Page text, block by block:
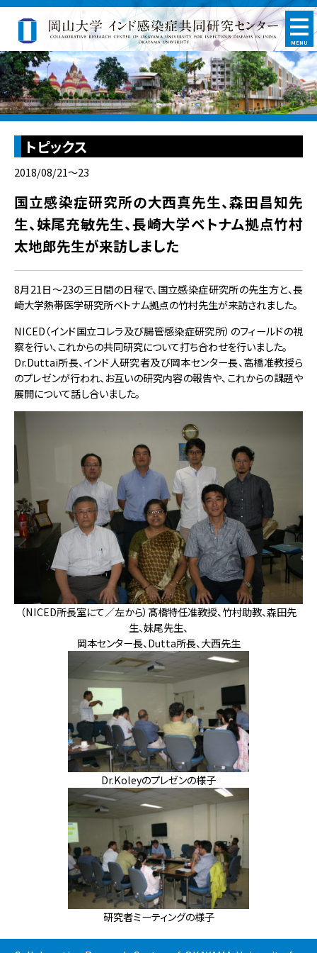
MENU
トピックス
2018/08/21～23
国立感染症研究所の大西真先生、森田昌知先
生、妹尾充敏先生、長崎大学ベトナム拠点竹村
太地郎先生が来訪しました
8月21日～23の三日間の日程で、国立感染症研究所の先生方と、長
崎大学熱帯医学研究所ベトナム拠点の竹村先生が来訪されました。
NICED（インド国立コレラ及び腸管感染症研究所）のフィールドの視
察を行い、これからの共同研究について打ち合わせを行いました。
Dr.Duttai所長、インド人研究者及び岡本センター長、高橋准教授ら
のプレゼンが行われ、お互いの研究内容の報告や、これからの課題や
展開について話し合いました。
（NICED所長室にて／左から）髙橋特任准教授、竹村助教、森田先
生、妹尾先生、
岡本センター長、Dutta所長、大西先生
Dr.Koleyのプレゼンの様子
研究者ミーティングの様子